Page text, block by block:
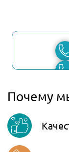
Почему